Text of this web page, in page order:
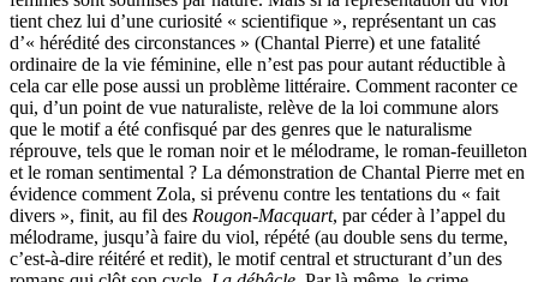
tient chez lui d’une curiosité « scientifique », représentant un cas
d’« hérédité des circonstances » (Chantal Pierre) et une fatalité
ordinaire de la vie féminine, elle n’est pas pour autant réductible à
cela car elle pose aussi un problème littéraire. Comment raconter ce
qui, d’un point de vue naturaliste, relève de la loi commune alors
que le motif a été confisqué par des genres que le naturalisme
réprouve, tels que le roman noir et le mélodrame, le roman-feuilleton
et le roman sentimental ? La démonstration de Chantal Pierre met en
évidence comment Zola, si prévenu contre les tentations du « fait
divers », finit, au fil des Rougon-Macquart, par céder à l’appel du
mélodrame, jusqu’à faire du viol, répété (au double sens du terme,
c’est-à-dire réitéré et redit), le motif central et structurant d’un des